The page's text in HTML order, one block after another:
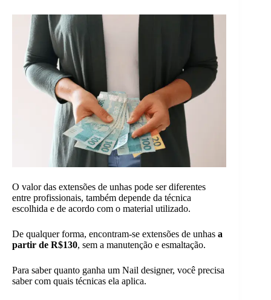
O valor das extensões de unhas pode ser diferentes
entre profissionais, também depende da técnica
escolhida e de acordo com o material utilizado.
De qualquer forma, encontram-se extensões de unhas a
partir de R$130, sem a manutenção e esmaltação.
Para saber quanto ganha um Nail designer, você precisa
saber com quais técnicas ela aplica.